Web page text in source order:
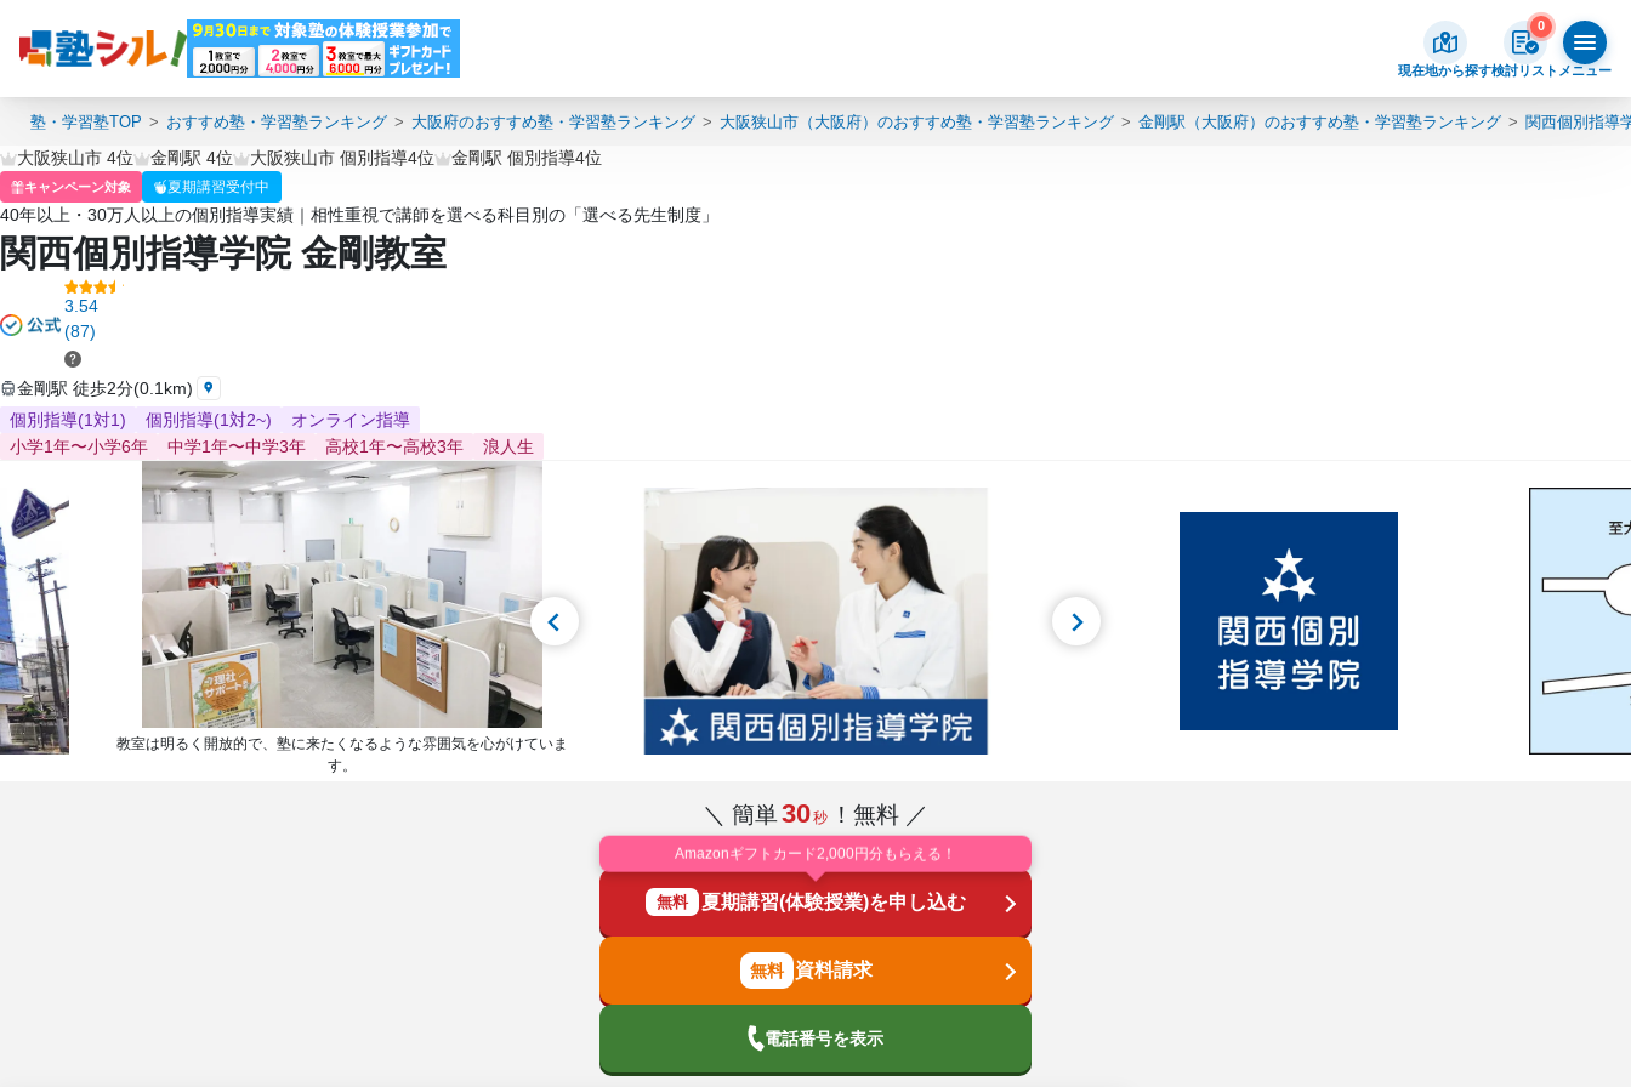
現在地から探す
0
検討リスト メニュー
塾・学習塾TOP おすすめ塾・学習塾ランキング 大阪府のおすすめ塾・学習塾ランキング 大阪狭山市（大阪府）のおすすめ塾・学習塾ランキング 金剛駅（大阪府）のおすすめ塾・学習塾ランキング 関西個別指導
大阪狭山市 4位 金剛駅 4位 大阪狭山市 個別指導4位 金剛駅 個別指導4位
キャンペーン対象 夏期講習受付中
40年以上・30万人以上の個別指導実績｜相性重視で講師を選べる科目別の「選べる先生制度」
関西個別指導学院 金剛教室
3.54
(87)
金剛駅 徒歩2分(0.1km)
個別指導(1対1)
個別指導(1対2~)
オンライン指導
小学1年〜小学6年
中学1年〜中学3年 高校1年〜高校3年 浪人生
教室は明るく開放的で、塾に来たくなるような雰囲気を心がけていま
す。
＼ 簡単30秒 ！無料 ／
Amazonギフトカード2,000円分もらえる！
無料 夏期講習(体験授業)を申し込む
資料請求
電話番号を表示